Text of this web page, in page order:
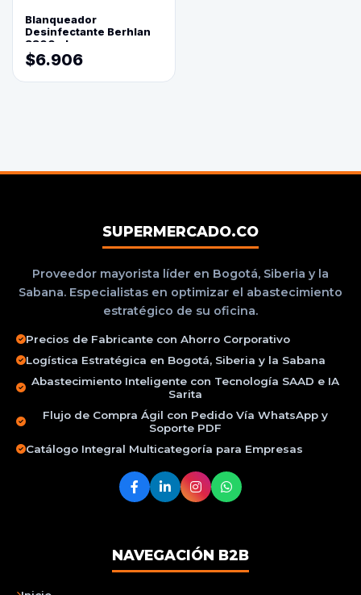
Blanqueador
Desinfectante Berhlan
3800ml
$6.906
SUPERMERCADO.CO
Proveedor mayorista líder en Bogotá, Siberia y la
Sabana. Especialistas en optimizar el abastecimiento
estratégico de su oficina.
Precios de Fabricante con Ahorro Corporativo
Logística Estratégica en Bogotá, Siberia y la Sabana
Abastecimiento Inteligente con Tecnología SAAD e IA
Sarita
Flujo de Compra Ágil con Pedido Vía WhatsApp y
Soporte PDF
Catálogo Integral Multicategoría para Empresas
NAVEGACIÓN B2B